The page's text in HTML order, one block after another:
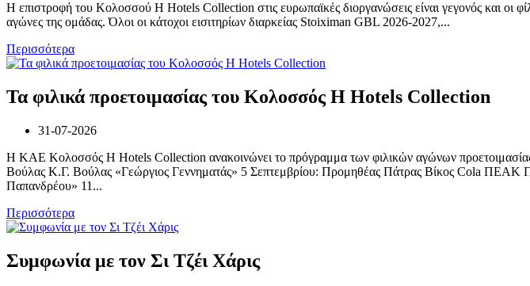
Η επιστροφή του Κολοσσού H Hotels Collection στις ευρωπαϊκές διοργανώσεις είναι γεγονός και οι
αγώνες της ομάδας. Όλοι οι κάτοχοι εισιτηρίων διαρκείας Stoiximan GBL 2026-2027,...
Περισσότερα
Τα φιλικά προετοιμασίας του Κολοσσός H Hotels Collection
31-07-2026
Η ΚΑΕ Κολοσσός H Hotels Collection ανακοινώνει το πρόγραμμα των φιλικών αγώνων
Βούλας Κ.Γ. Βούλας «Γεώργιος Γεννηματάς» 5 Σεπτεμβρίου: Προμηθέας Πάτρας Βίκος Cola ΠΕΑΚ
Παπανδρέου» 11...
Περισσότερα
Συμφωνία με τον Σι Τζέι Χάρις